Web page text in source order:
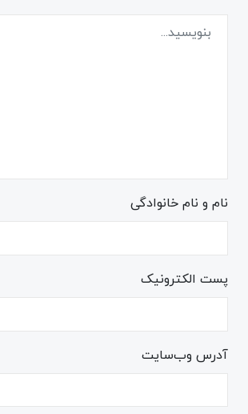
نام و نام خانوادگی
پست الکترونیک
آدرس وب‌سایت